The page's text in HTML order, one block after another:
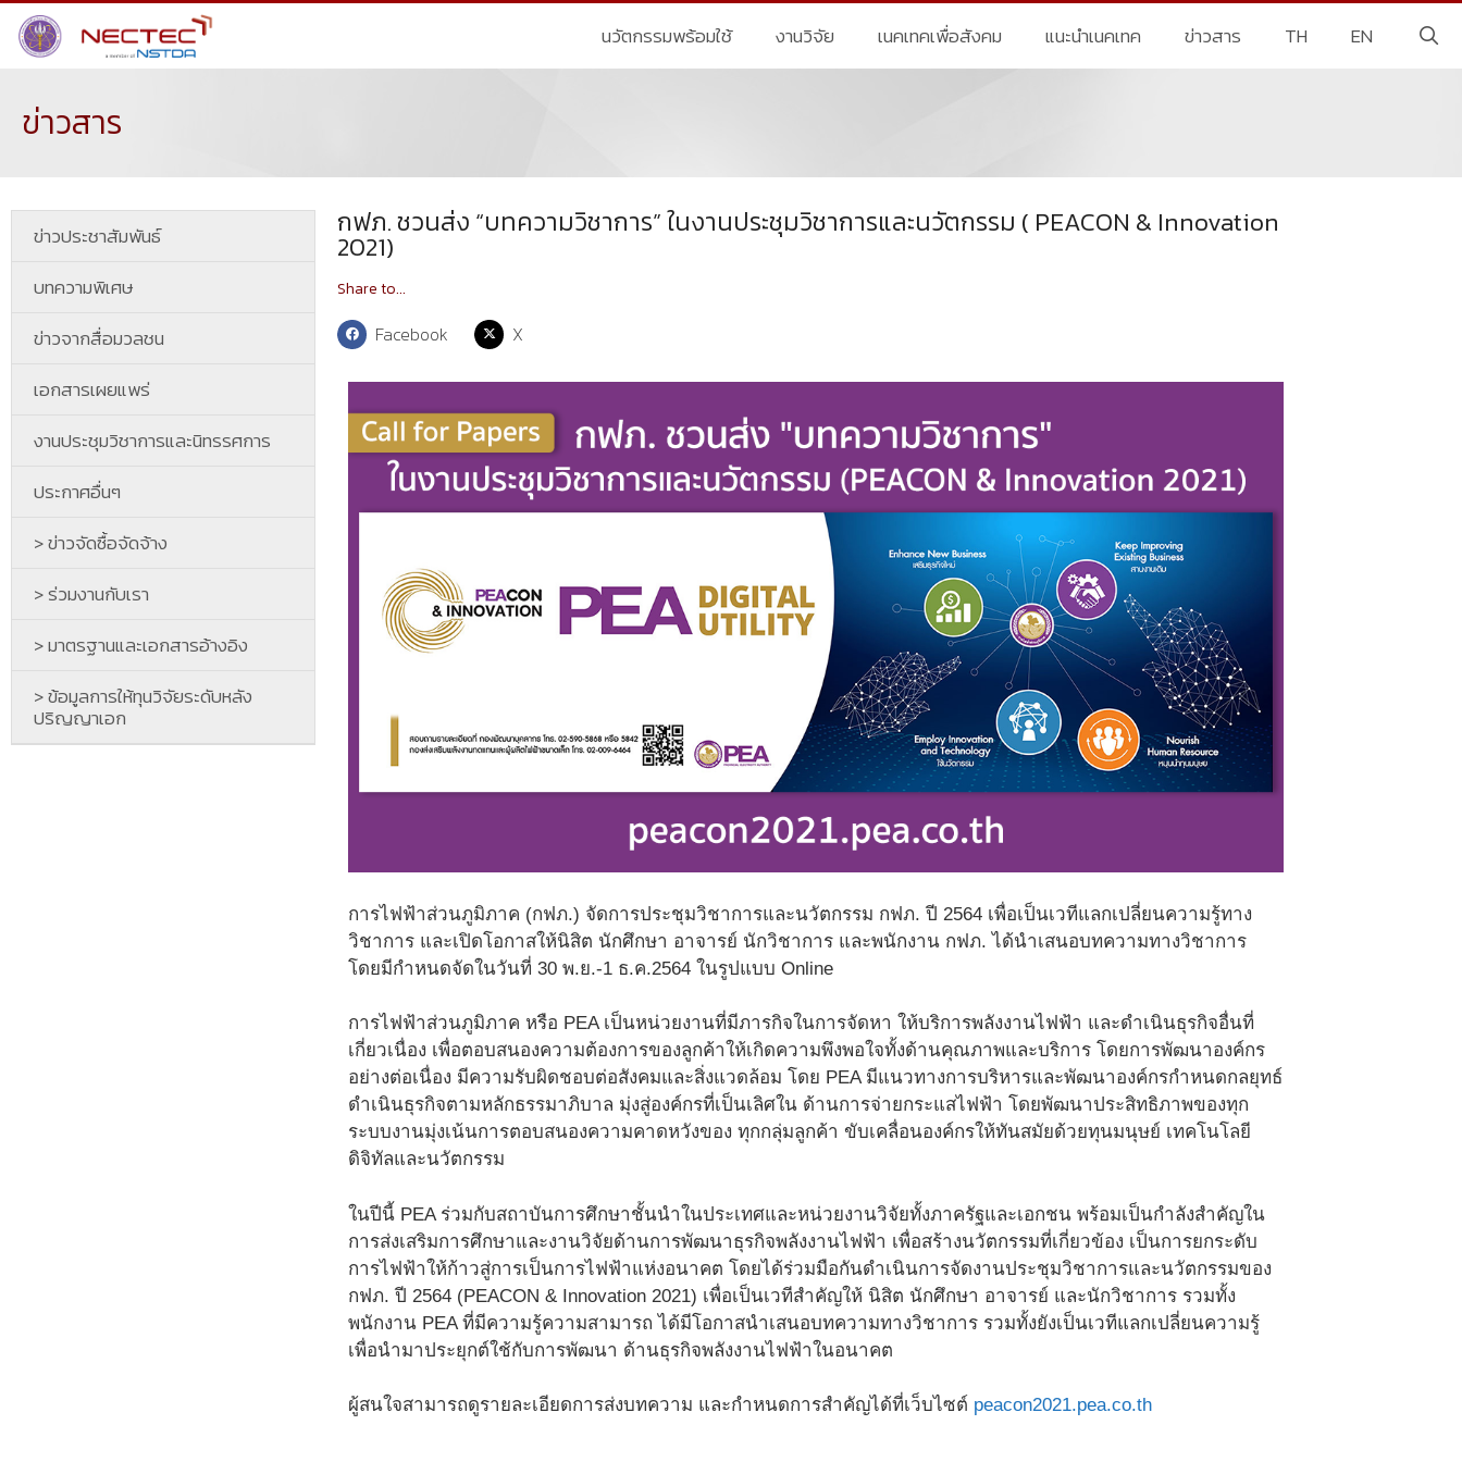
นวัตกรรมพร้อมใช้ งานวิจัย เนคเทคเพื่อสังคม แนะนำเนคเทค ข่าวสาร TH EN
ข่าวสาร
ข่าวประชาสัมพันธ์
บทความพิเศษ
ข่าวจากสื่อมวลชน
เอกสารเผยแพร่
งานประชุมวิชาการและนิทรรศการ
ประกาศอื่นๆ
> ข่าวจัดซื้อจัดจ้าง
> ร่วมงานกับเรา
> มาตรฐานและเอกสารอ้างอิง
> ข้อมูลการให้ทุนวิจัยระดับหลัง
ปริญญาเอก
กฟภ. ชวนส่ง “บทความวิชาการ” ในงานประชุมวิชาการและนวัตกรรม ( PEACON & Innovation
2021)
Share to...
Facebook X
การไฟฟ้าส่วนภูมิภาค (กฟภ.) จัดการประชุมวิชาการและนวัตกรรม กฟภ. ปี 2564 เพื่อเป็นเวทีแลกเปลี่ยนความรู้ทาง
วิชาการ และเปิดโอกาสให้นิสิต นักศึกษา อาจารย์ นักวิชาการ และพนักงาน กฟภ. ได้นำเสนอบทความทางวิชาการ
โดยมีกำหนดจัดในวันที่ 30 พ.ย.-1 ธ.ค.2564 ในรูปแบบ Online
การไฟฟ้าส่วนภูมิภาค หรือ PEA เป็นหน่วยงานที่มีภารกิจในการจัดหา ให้บริการพลังงานไฟฟ้า และดำเนินธุรกิจอื่นที่
เกี่ยวเนื่อง เพื่อตอบสนองความต้องการของลูกค้าให้เกิดความพึงพอใจทั้งด้านคุณภาพและบริการ โดยการพัฒนาองค์กร
อย่างต่อเนื่อง มีความรับผิดชอบต่อสังคมและสิ่งแวดล้อม โดย PEA มีแนวทางการบริหารและพัฒนาองค์กรกำหนดกลยุทธ์
ดำเนินธุรกิจตามหลักธรรมาภิบาล มุ่งสู่องค์กรที่เป็นเลิศใน ด้านการจ่ายกระแสไฟฟ้า โดยพัฒนาประสิทธิภาพของทุก
ระบบงานมุ่งเน้นการตอบสนองความคาดหวังของ ทุกกลุ่มลูกค้า ขับเคลื่อนองค์กรให้ทันสมัยด้วยทุนมนุษย์ เทคโนโลยี
ดิจิทัลและนวัตกรรม
ในปีนี้ PEA ร่วมกับสถาบันการศึกษาชั้นนำในประเทศและหน่วยงานวิจัยทั้งภาครัฐและเอกชน พร้อมเป็นกำลังสำคัญใน
การส่งเสริมการศึกษาและงานวิจัยด้านการพัฒนาธุรกิจพลังงานไฟฟ้า เพื่อสร้างนวัตกรรมที่เกี่ยวข้อง เป็นการยกระดับ
การไฟฟ้าให้ก้าวสู่การเป็นการไฟฟ้าแห่งอนาคต โดยได้ร่วมมือกันดำเนินการจัดงานประชุมวิชาการและนวัตกรรมของ
กฟภ. ปี 2564 (PEACON & Innovation 2021) เพื่อเป็นเวทีสำคัญให้ นิสิต นักศึกษา อาจารย์ และนักวิชาการ รวมทั้ง
พนักงาน PEA ที่มีความรู้ความสามารถ ได้มีโอกาสนำเสนอบทความทางวิชาการ รวมทั้งยังเป็นเวทีแลกเปลี่ยนความรู้
เพื่อนำมาประยุกต์ใช้กับการพัฒนา ด้านธุรกิจพลังงานไฟฟ้าในอนาคต
ผู้สนใจสามารถดูรายละเอียดการส่งบทความ และกำหนดการสำคัญได้ที่เว็บไซต์ peacon2021.pea.co.th